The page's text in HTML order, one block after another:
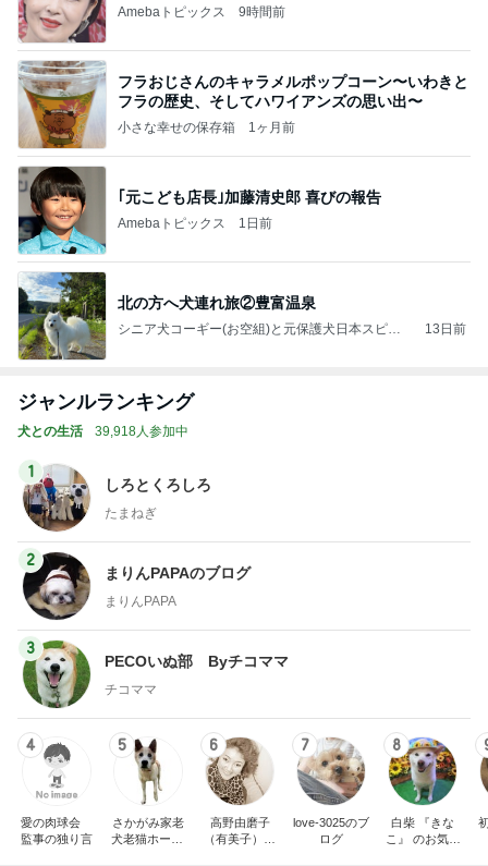
Amebaトピックス 9時間前
フラおじさんのキャラメルポップコーン〜いわきと
フラの歴史、そしてハワイアンズの思い出〜
小さな幸せの保存箱 1ヶ月前
｢元こども店長｣加藤清史郎 喜びの報告
Amebaトピックス 1日前
北の方へ犬連れ旅②豊富温泉
シニア犬コーギー(お空組)と元保護犬日本スピッ
13日前
ジャンルランキング
犬との生活 39,918人参加中
1
しろとくろしろ
たまねぎ
2
まりんPAPAのブログ
まりんPAPA
3
PECOいぬ部 Byチコママ
チコママ
4
愛の肉球会
監事の独り言
5
さかがみ家老
犬老猫ホームt
6
高野由磨子
（有美子）の
7
love-3025のブ
ログ
8
白柴 『きな
こ』 のお気楽